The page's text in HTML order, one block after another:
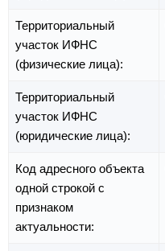
Территориальный
участок ИФНС
(физические лица):
Территориальный
участок ИФНС
(юридические лица):
Код адресного объекта
одной строкой с
признаком
актуальности: